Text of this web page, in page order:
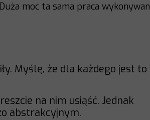
moc ta sama praca
Myślę, że dla każdego jest to
na nim usiąść. Jednak
abstrakcyjnym.